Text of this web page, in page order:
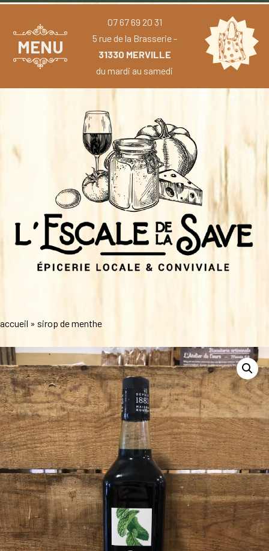
MENU
07 67 69 20 31
5 rue de la Brasserie -
31330 MERVILLE
du mardi au samedi
accueil » sirop de menthe